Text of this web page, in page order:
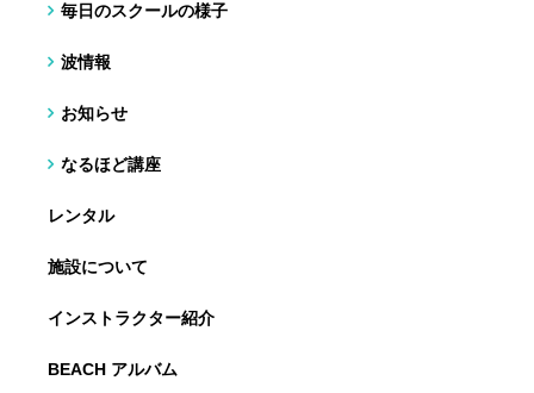
毎日のスクールの様子
波情報
お知らせ
なるほど講座
レンタル
施設について
インストラクター紹介
BEACH アルバム